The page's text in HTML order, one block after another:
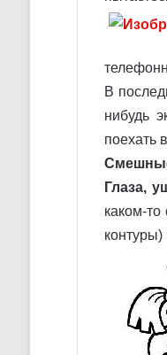
В
нибудь
поехать
Глаза,
каком-